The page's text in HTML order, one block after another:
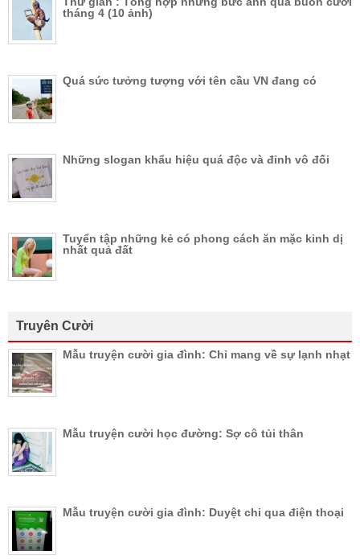
tháng 4 (10 ảnh)
Quá sức tưởng tượng với tên cầu VN đang có
Những slogan khẩu hiệu quá độc và đỉnh vô đối
Tuyển tập những kẻ có phong cách ăn mặc kinh dị
nhất quả đất
Truyên Cười
Mẫu truyện cười gia đình: Chỉ mang về sự lạnh nhạt
Mẫu truyện cười học đường: Sợ cô tủi thân
Mẫu truyện cười gia đình: Duyệt chi qua điện thoại